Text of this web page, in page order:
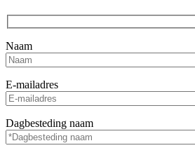
Naam
E-mailadres
Dagbesteding naam